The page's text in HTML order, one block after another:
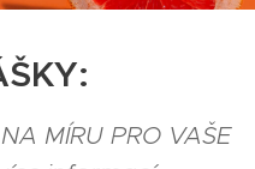
MÍRU PRO VAŠE